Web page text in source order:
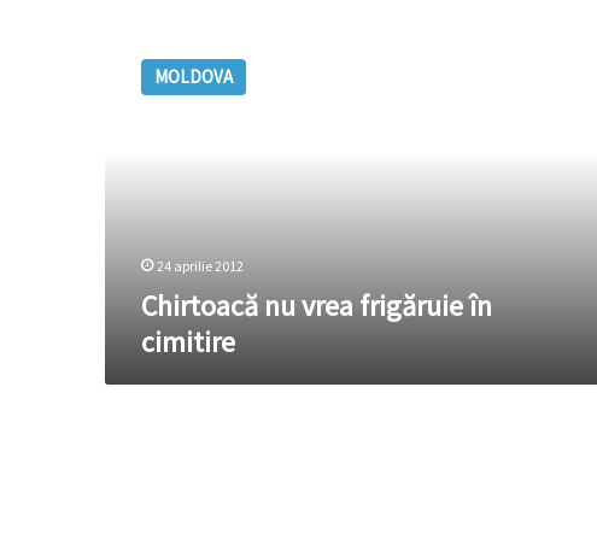
MOLDOVA
24 aprilie 2012
Chirtoacă nu vrea frigăruie în
cimitire